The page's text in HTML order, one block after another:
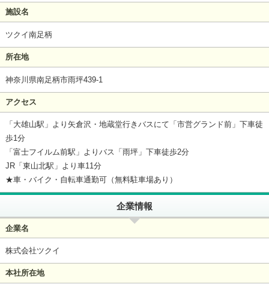
施設名
ツクイ南足柄
所在地
神奈川県南足柄市雨坪439-1
アクセス
「大雄山駅」より矢倉沢・地蔵堂行きバスにて「市営グランド前」下車徒
歩1分
「富士フイルム前駅」よりバス「雨坪」下車徒歩2分
JR「東山北駅」より車11分
★車・バイク・自転車通勤可（無料駐車場あり）
企業情報
企業名
株式会社ツクイ
本社所在地